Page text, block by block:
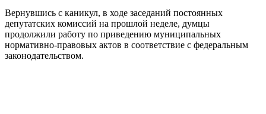
Вернувшись с каникул, в ходе заседаний постоянных
депутатских комиссий на прошлой неделе, думцы
продолжили работу по приведению муниципальных
нормативно-правовых актов в соответствие с федеральным
законодательством.